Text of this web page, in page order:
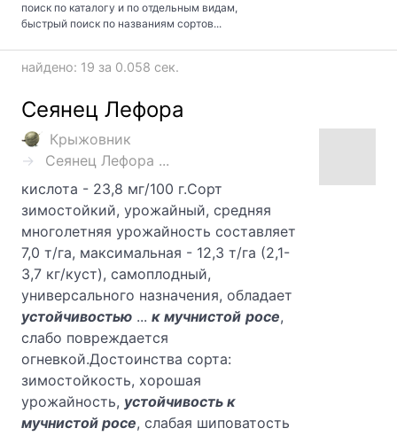
поиск по каталогу и по отдельным видам,
быстрый поиск по названиям сортов...
найдено: 19 за 0.058 сек.
Сеянец Лефора
Крыжовник
Сеянец Лефора ...
кислота - 23,8 мг/100 г.Сорт
зимостойкий, урожайный, средняя
многолетняя урожайность составляет
7,0 т/га, максимальная - 12,3 т/га (2,1-
3,7 кг/куст), самоплодный,
универсального назначения, обладает
устойчивостью ... к мучнистой росе,
слабо повреждается
огневкой.Достоинства сорта:
зимостойкость, хорошая
урожайность, устойчивость к
мучнистой росе, слабая шиповатость